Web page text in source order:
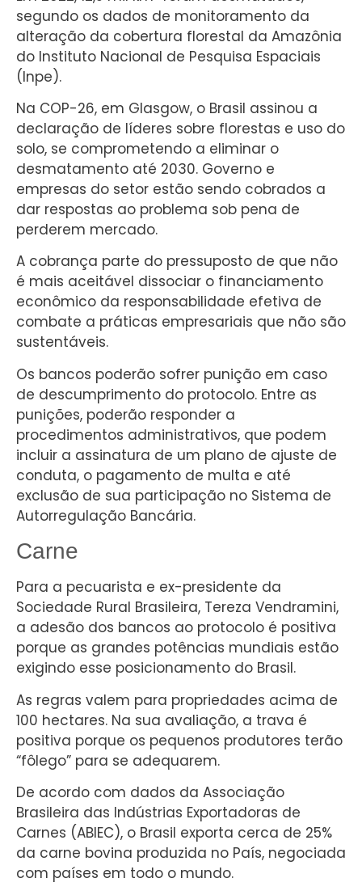
segundo os dados de monitoramento da
alteração da cobertura florestal da Amazônia
do Instituto Nacional de Pesquisa Espaciais
(Inpe).
Na COP-26, em Glasgow, o Brasil assinou a
declaração de líderes sobre florestas e uso do
solo, se comprometendo a eliminar o
desmatamento até 2030. Governo e
empresas do setor estão sendo cobrados a
dar respostas ao problema sob pena de
perderem mercado.
A cobrança parte do pressuposto de que não
é mais aceitável dissociar o financiamento
econômico da responsabilidade efetiva de
combate a práticas empresariais que não são
sustentáveis.
Os bancos poderão sofrer punição em caso
de descumprimento do protocolo. Entre as
punições, poderão responder a
procedimentos administrativos, que podem
incluir a assinatura de um plano de ajuste de
conduta, o pagamento de multa e até
exclusão de sua participação no Sistema de
Autorregulação Bancária.
Carne
Para a pecuarista e ex-presidente da
Sociedade Rural Brasileira, Tereza Vendramini,
a adesão dos bancos ao protocolo é positiva
porque as grandes potências mundiais estão
exigindo esse posicionamento do Brasil.
As regras valem para propriedades acima de
100 hectares. Na sua avaliação, a trava é
positiva porque os pequenos produtores terão
“fôlego” para se adequarem.
De acordo com dados da Associação
Brasileira das Indústrias Exportadoras de
Carnes (ABIEC), o Brasil exporta cerca de 25%
da carne bovina produzida no País, negociada
com países em todo o mundo.